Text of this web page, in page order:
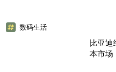
数码生活
比亚迪
本市